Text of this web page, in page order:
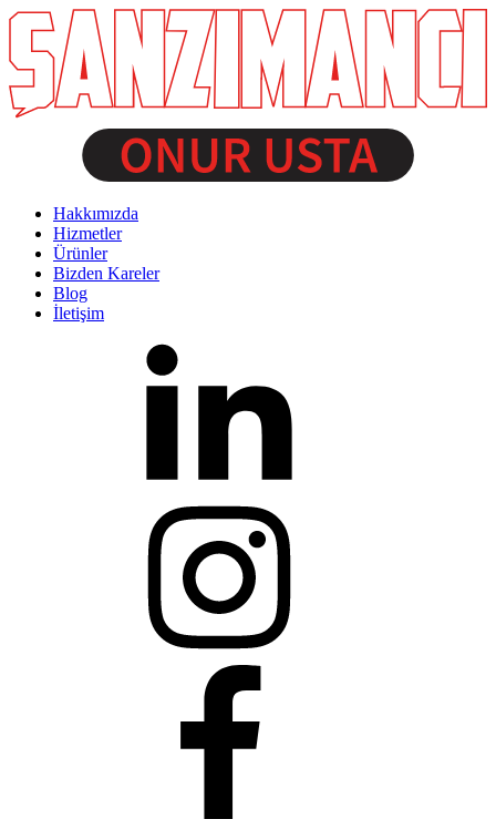
Hakkımızda
Hizmetler
Ürünler
Bizden Kareler
Blog
İletişim